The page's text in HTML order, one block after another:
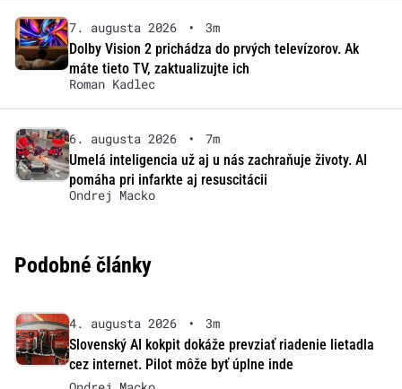
7. augusta 2026 •
3m
Dolby Vision 2 prichádza do prvých televízorov. Ak
máte tieto TV, zaktualizujte ich
Roman Kadlec
6. augusta 2026 •
7m
Umelá inteligencia už aj u nás zachraňuje životy. AI
pomáha pri infarkte aj resuscitácii
Ondrej Macko
Podobné články
4. augusta 2026 •
3m
Slovenský AI kokpit dokáže prevziať riadenie lietadla
cez internet. Pilot môže byť úplne inde